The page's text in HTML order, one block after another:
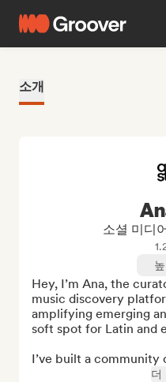
소개
소셜 미디
Hey, I’m Ana, the
music discovery
amplifying emerging
soft spot for Latin and
I’ve built a community
더